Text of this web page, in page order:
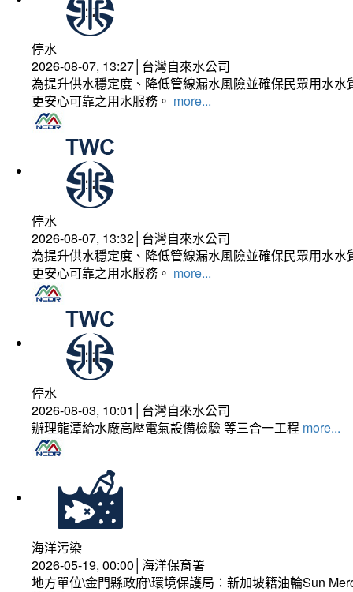
停水
2026-08-07, 13:27│台灣自來水公司
為提升供水穩定度、降低管線漏水風險並確保民眾用水
更安心可靠之用水服務。 more...
停水
2026-08-07, 13:32│台灣自來水公司
為提升供水穩定度、降低管線漏水風險並確保民眾用水
更安心可靠之用水服務。 more...
停水
2026-08-03, 10:01│台灣自來水公司
辦理龍潭給水廠高壓電氣設備檢驗 等三合一工程 more...
海洋污染
2026-05-19, 00:00│海洋保育署
地方單位\金門縣政府\環境保護局：新加坡籍油輪Sun